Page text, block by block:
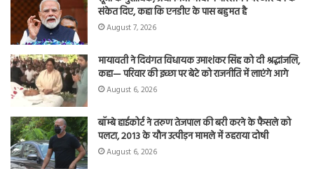
संकेत दिए, कहा कि एनडीए के पास बहुमत है
August 7, 2026
मायावती ने दिवंगत विधायक उमाशंकर सिंह को दी श्रद्धांजलि,
कहा— परिवार की इच्छा पर बेटे को राजनीति में लाएंगे आगे
August 6, 2026
बॉम्बे हाईकोर्ट ने तरुण तेजपाल की बरी करने के फैसले को
पलटा, 2013 के यौन उत्पीड़न मामले में ठहराया दोषी
August 6, 2026